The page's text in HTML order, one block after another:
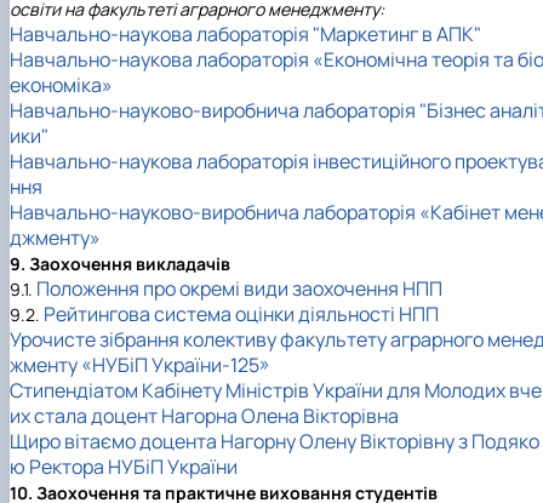
освіти на факультеті аграрного менеджменту:
Навчально-наукова лабораторія "Маркетинг в АПК"
Навчально-наукова лабораторія «Економічна теорія та біо
економіка»
Навчально-науково-виробнича лабораторія "Бізнес
ики"
Навчально-наукова лабораторія інвестиційного
ння
Навчально-науково-виробнича лабораторія «Кабінет
джменту»
9. Заохочення викладачів
9.1. Положення про окремі види заохочення НПП
9.2. Рейтингова система оцінки діяльності НПП
Урочисте зібрання колективу факультету аграрного
жменту «НУБіП України-125»
Стипендіатом Кабінету Міністрів України для Молодих
их стала доцент Нагорна Олена Вікторівна
Щиро вітаємо доцента Нагорну Олену Вікторівну з Подяко
ю Ректора НУБіП України
10. Заохочення та практичне виховання студентів